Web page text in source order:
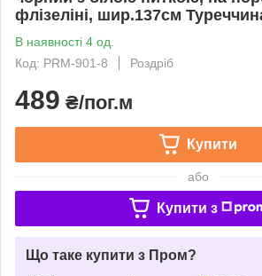
флізеліні, шир.137см
В наявності 4 од.
Код: PRM-901-8
Роздріб
489 ₴/пог.м
Купити
або
Купити з
Що таке купити з Пром?